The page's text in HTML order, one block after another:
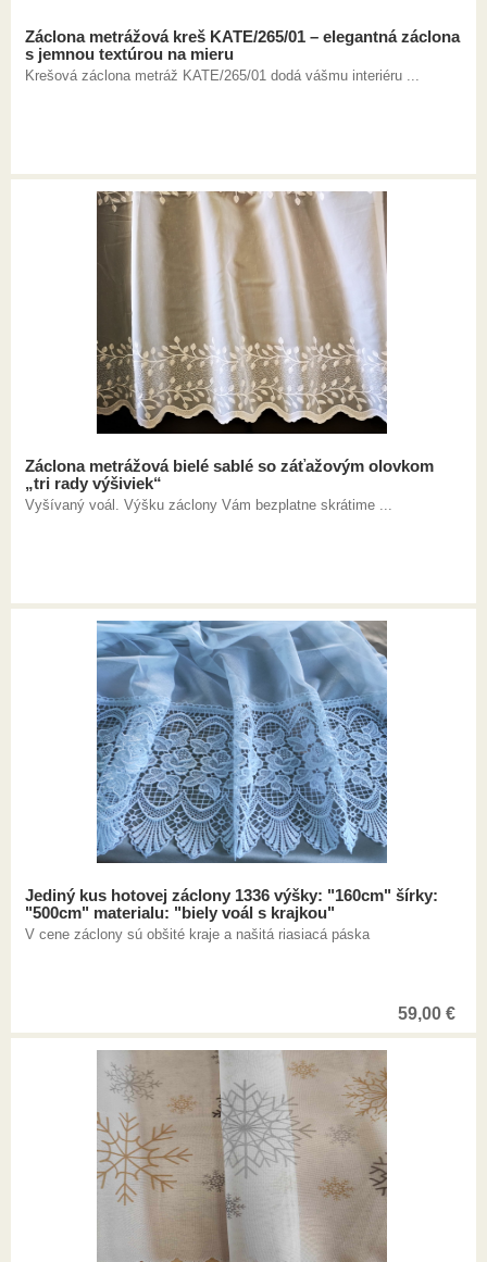
Záclona metrážová kreš KATE/265/01 – elegantná záclona
s jemnou textúrou na mieru
Krešová záclona metráž KATE/265/01 dodá vášmu interiéru ...
Záclona metrážová bielé sablé so záťažovým olovkom
„tri rady výšiviek“
Vyšívaný voál. Výšku záclony Vám bezplatne skrátime ...
Jediný kus hotovej záclony 1336 výšky: "160cm" šírky:
"500cm" materialu: "biely voál s krajkou"
V cene záclony sú obšité kraje a našitá riasiacá páska
59,00 €